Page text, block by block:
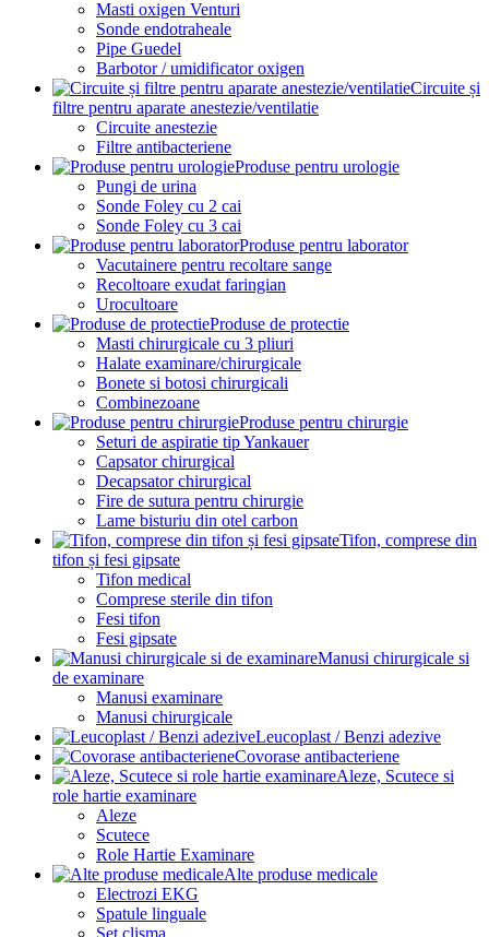
Masti oxigen Venturi
Sonde endotraheale
Pipe Guedel
Barbotor / umidificator oxigen
Circuite și
filtre pentru aparate anestezie/ventilatie
Circuite anestezie
Filtre antibacteriene
Produse pentru urologie
Pungi de urina
Sonde Foley cu 2 cai
Sonde Foley cu 3 cai
Produse pentru laborator
Vacutainere pentru recoltare sange
Recoltoare exudat faringian
Urocultoare
Produse de protectie
Masti chirurgicale cu 3 pliuri
Halate examinare/chirurgicale
Bonete si botosi chirurgicali
Combinezoane
Produse pentru chirurgie
Seturi de aspiratie tip Yankauer
Capsator chirurgical
Decapsator chirurgical
Fire de sutura pentru chirurgie
Lame bisturiu din otel carbon
Tifon, comprese din
tifon și fesi gipsate
Tifon medical
Comprese sterile din tifon
Fesi tifon
Fesi gipsate
Manusi chirurgicale si
de examinare
Manusi examinare
Manusi chirurgicale
Leucoplast / Benzi adezive
Covorase antibacteriene
Aleze, Scutece si
role hartie examinare
Aleze
Scutece
Role Hartie Examinare
Alte produse medicale
Electrozi EKG
Spatule linguale
Set clisma